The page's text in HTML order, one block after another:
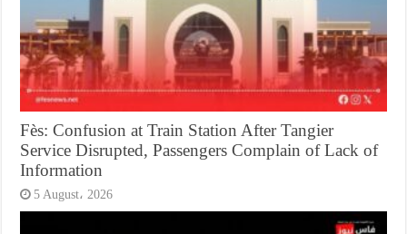
Fès: Confusion at Train Station After Tangier
Service Disrupted, Passengers Complain of Lack of
Information
5 August، 2026